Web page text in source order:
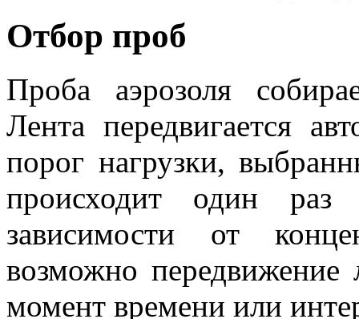
Отбор проб
Проба аэрозоля
Лента передвигается
порог нагрузки,
происходит один
зависимости от
возможно передвижение
момент времени или